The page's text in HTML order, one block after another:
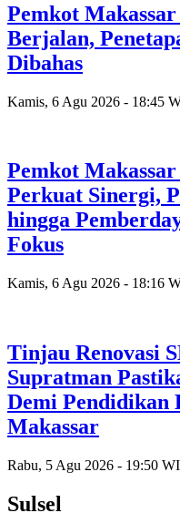
Pemkot
Berjalan,
Dibahas
Kamis, 6 Agu 2026 - 18:45
Pemkot
Perkuat Sinergi,
hingga
Fokus
Kamis, 6 Agu 2026 - 18:16
Tinjau Renovasi
Supratman
Demi Pendidikan
Makassar
Rabu, 5 Agu 2026 - 19:50
Sulsel